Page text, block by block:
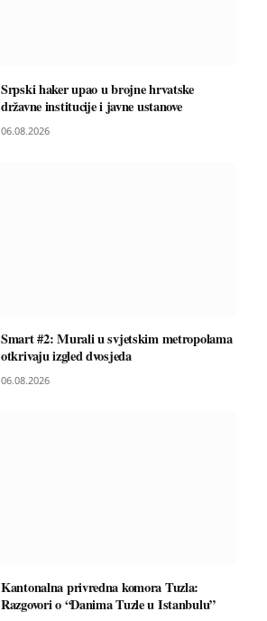
Srpski haker upao u brojne hrvatske
državne institucije i javne ustanove
06.08.2026
Smart #2: Murali u svjetskim metropolama
otkrivaju izgled dvosjeda
06.08.2026
Kantonalna privredna komora Tuzla:
Razgovori o “Danima Tuzle u Istanbulu”